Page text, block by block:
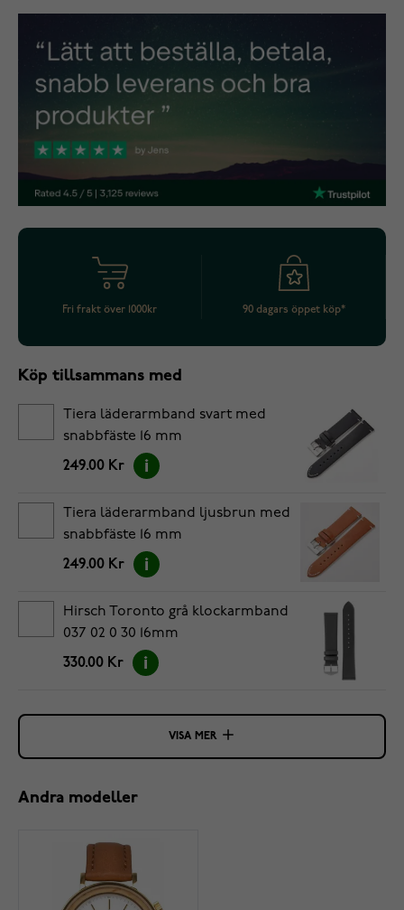
Fri frakt över 1000kr 90 dagars öppet köp*
Köp tillsammans med
Tiera läderarmband svart med
snabbfäste 16 mm
249.00 Kr
Tiera läderarmband ljusbrun med
snabbfäste 16 mm
249.00 Kr
Hirsch Toronto grå klockarmband
037 02 0 30 16mm
330.00 Kr
VISA MER
Andra modeller